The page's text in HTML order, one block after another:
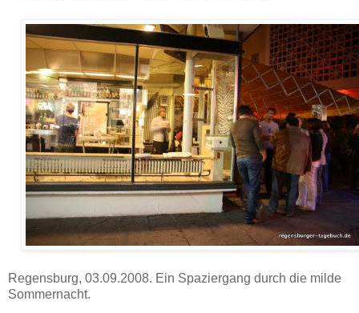
Regensburg, 03.09.2008. Ein Spaziergang durch die milde
Sommernacht.